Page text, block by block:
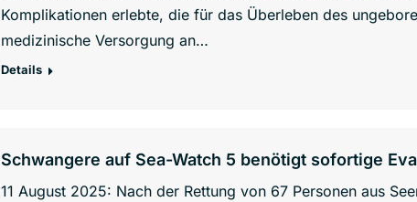
Komplikationen erlebte, die für das Überleben des
medizinische Versorgung an…
Details
Schwangere auf Sea-Watch 5 benötigt sofortige
11 August 2025: Nach der Rettung von 67 Personen aus